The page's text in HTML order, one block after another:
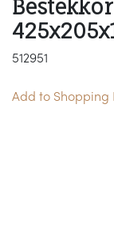
512951
Add to Shopping